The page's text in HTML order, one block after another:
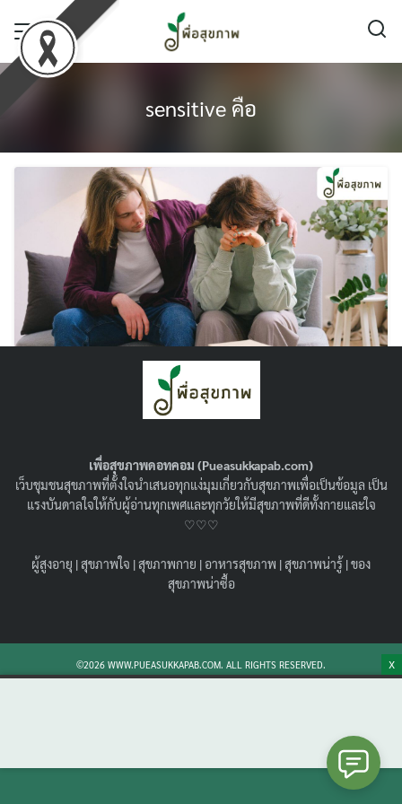
content
for:
Search
sensitive คือ
ร้องไห้ง่าย อ่อนไหวง่าย อะไรก็ sensitive ไป
หมด หรือเราจะเป็น Highly Sensitive Person ?
เป็นไหม ร้องไห้ง่าย อ่อนไหวง่าย อะไรนิดอะไรหน่อยก็น้ำตา
แตก เราเป็นอะไร ร้ายแรงหรือไม่ และ sensitive คือ อะไร
มาหาคำตอบกันค่ะ
เพื่อสุขภาพดอทคอม (Pueasukkapab.com)
เว็บชุมชนสุขภาพที่ตั้งใจนำเสนอทุกแง่มุมเกี่ยวกับสุขภาพเพื่อเป็นข้อมูล เป็น
แรงบันดาลใจให้กับผู้อ่านทุกเพศและทุกวัยให้มีสุขภาพที่ดีทั้งกายและใจ
♡♡♡
ผู้สูงอายุ |สุขภาพใจ |สุขภาพกาย |อาหารสุขภาพ |สุขภาพน่ารู้ |ของ
สุขภาพน่าซื้อ
©2026 WWW.PUEASUKKAPAB.COM. ALL RIGHTS RESERVED. X